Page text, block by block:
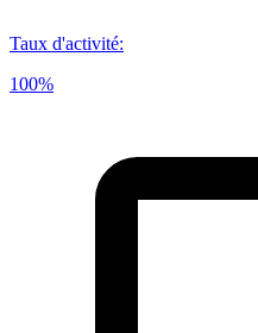
Taux d'activité:
100%